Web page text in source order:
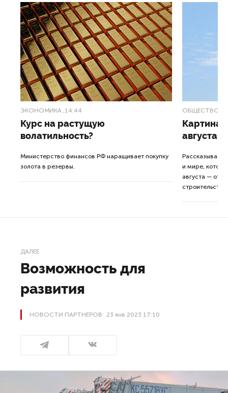
ЭКОНОМИКА ,14:44
Курс на растущую
волатильность?
Министерство финансов РФ наращивает покупку
золота в резервы.
ОБЩЕСТВО
Картина
августа
Рассказываем
и мире,
августа — от
ДАЛЕЕ
Возможность для
развития
НОВОСТИ ПАРТНЕРОВ 23 янв 2023 17:10